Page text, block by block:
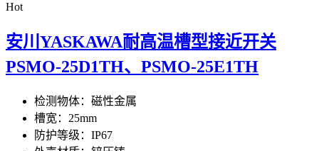
Hot
安川YASKAWA耐高温槽型接近开关
PSMO-25D1TH、PSMO-25E1TH
检测物体：磁性金属
槽宽：25mm
防护等级：IP67